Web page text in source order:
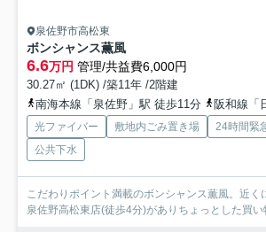
泉佐野市高松東
ボンシャンス薫風
6.6万円 管理/共益費6,000円
30.27㎡ (1DK) /築11年 /2階建
南海本線「泉佐野」駅 徒歩11分
阪和線「
光ファイバー 敷地内ごみ置き場
24時間緊
公共下水
こだわりポイント満載のボンシャンス薫風。近く
泉佐野高松東店(徒歩4分)がありちょっとした買い